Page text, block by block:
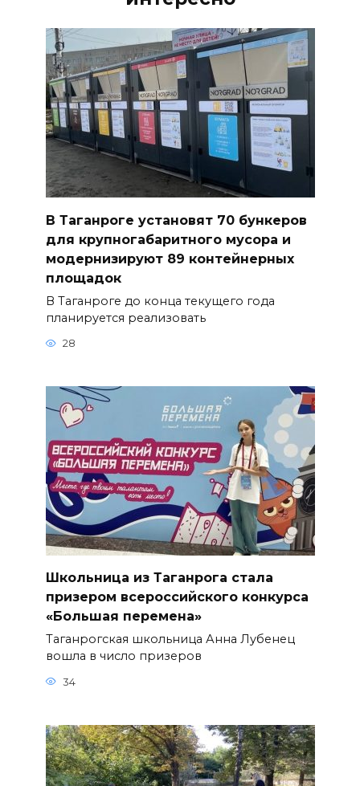
В Таганроге установят 70 бункеров
для крупногабаритного мусора и
модернизируют 89 контейнерных
площадок
В Таганроге до конца текущего года
планируется реализовать
28
Школьница из Таганрога стала
призером всероссийского конкурса
«Большая перемена»
Таганрогская школьница Анна Лубенец
вошла в число призеров
34